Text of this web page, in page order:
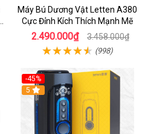
Máy Bú Dương Vật Letten A380
Cực Đỉnh Kích Thích Mạnh Mẽ
2.490.000₫ 3.458.000₫
(998)
-45%
Hot
5